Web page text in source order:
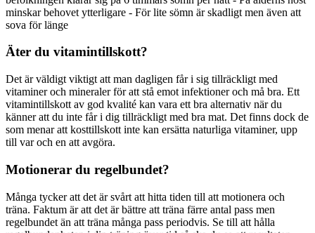
minskar behovet ytterligare - För lite sömn är skadligt men även att
sova för länge
Äter du vitamintillskott?
Det är väldigt viktigt att man dagligen får i sig tillräckligt med
vitaminer och mineraler för att stå emot infektioner och må bra. Ett
vitamintillskott av god kvalité kan vara ett bra alternativ när du
känner att du inte får i dig tillräckligt med bra mat. Det finns dock de
som menar att kosttillskott inte kan ersätta naturliga vitaminer, upp
till var och en att avgöra.
Motionerar du regelbundet?
Många tycker att det är svårt att hitta tiden till att motionera och
träna. Faktum är att det är bättre att träna färre antal pass men
regelbundet än att träna många pass periodvis. Se till att hålla